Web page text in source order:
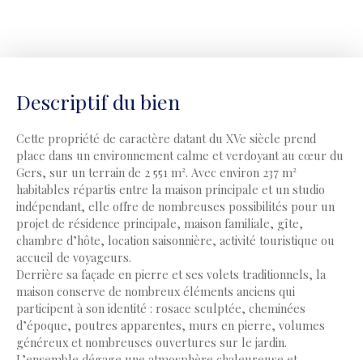
Descriptif du bien
Cette propriété de caractère datant du XVe siècle prend
place dans un environnement calme et verdoyant au cœur du
Gers, sur un terrain de 2 551 m². Avec environ 237 m²
habitables répartis entre la maison principale et un studio
indépendant, elle offre de nombreuses possibilités pour un
projet de résidence principale, maison familiale, gîte,
chambre d’hôte, location saisonnière, activité touristique ou
accueil de voyageurs.
Derrière sa façade en pierre et ses volets traditionnels, la
maison conserve de nombreux éléments anciens qui
participent à son identité : rosace sculptée, cheminées
d’époque, poutres apparentes, murs en pierre, volumes
généreux et nombreuses ouvertures sur le jardin.